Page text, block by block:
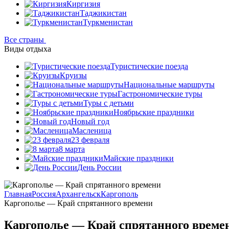
Киргизия
Таджикистан
Туркменистан
Все страны
Виды отдыха
Туристические поезда
Круизы
Национальные маршруты
Гастрономические туры
Туры с детьми
Ноябрьские праздники
Новый год
Масленица
23 февраля
8 марта
Майские праздники
День России
ГлавнаяРоссияАрхангельскКаргополь
Каргополье — Край спрятанного времени
Каргополье — Край спрятанного